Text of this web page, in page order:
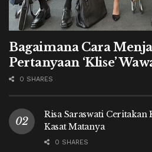
Bagaimana Cara
Pertanyaan ‘Klise’
0 SHARES
Risa Saraswati Ceritakan
Kasat Matanya
0 SHARES